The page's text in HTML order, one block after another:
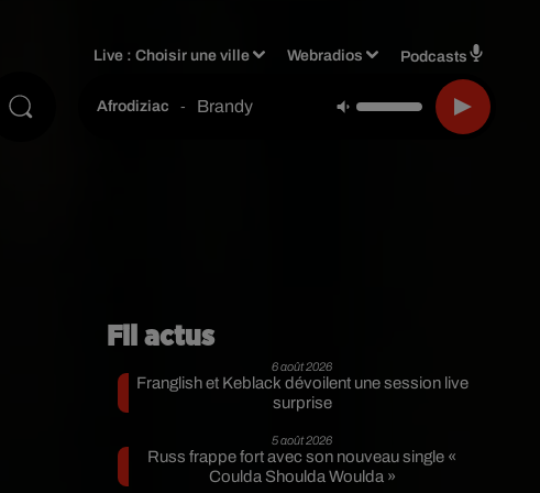
Live :Choisir une ville Webradios Podcasts
Afrodiziac - Brandy
Fil actus
6 août 2026
Franglish et Keblack dévoilent une session live
surprise
5 août 2026
Russ frappe fort avec son nouveau single «
Coulda Shoulda Woulda »